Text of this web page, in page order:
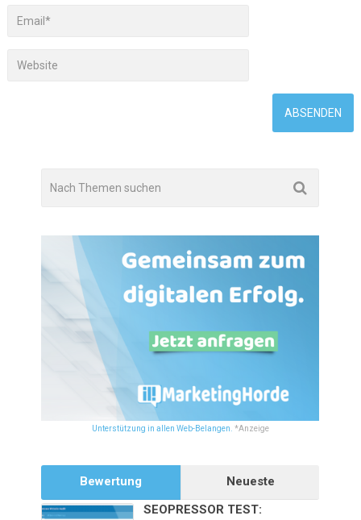
Unterstützung in allen Web-Belangen. *Anzeige
Bewertung
Neueste
SEOPRESSOR TEST: